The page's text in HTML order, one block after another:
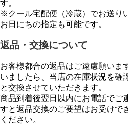
す。
※クール宅配便（冷蔵）でお送り
お日にちの指定も可能です。
返品・交換について
お客様都合の返品はご遠慮願いま
いましたら、当店の在庫状況を確
と交換させていただきます。
商品到着後翌日以内にお電話でご
すと返品交換のご要望はお受けで
ください。